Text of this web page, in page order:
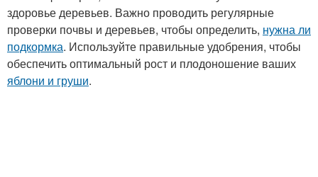
здоровье деревьев. Важно проводить регулярные
проверки почвы и деревьев, чтобы определить, нужна ли
подкормка. Используйте правильные удобрения, чтобы
обеспечить оптимальный рост и плодоношение ваших
яблони и груши.